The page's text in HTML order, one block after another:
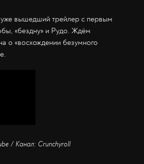
вышедший трейлер с первым
«бездну» и Рудо. Ждём
о «восхождении безумного
/ Канал: Crunchyroll